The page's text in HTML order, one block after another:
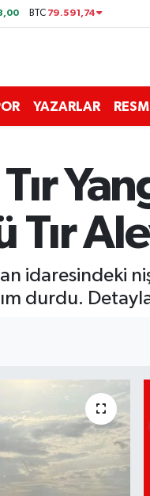
BTC 79.591,74
YAZARLAR
idaresindeki
durdu.